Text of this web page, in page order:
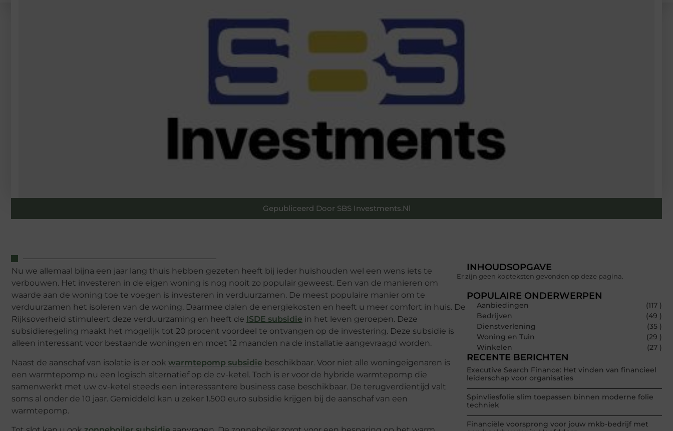
Gepubliceerd Door SBS Investments.nl
Nu we allemaal bijna een jaar lang thuis hebben gezeten heeft bij ieder huishouden wel een wens iets te
verbouwen. Het investeren in de eigen woning is nog nooit zo populair geweest. Een van de manieren om
waarde aan de woning toe te voegen is investeren in verduurzamen. De meest populaire manier om te
verduurzamen het isoleren van de woning. Daarmee dalen de energiekosten en heeft u meer comfort in huis. De
Rijksoverheid stimuleert deze verduurzaming en heeft de ISDE subsidie in het leven geroepen. Deze
subsidieregeling maakt het mogelijk tot 20 procent voordeel te ontvangen op de investering. Deze subsidie is
alleen interessant voor bestaande woningen en moet 12 maanden na de installatie aangevraagd worden.
Naast de aanschaf van isolatie is er ook warmtepomp subsidie beschikbaar. Voor niet alle woningeigenaren is
een warmtepomp nu een logisch alternatief op de cv-ketel. Toch is er voor de hybride warmtepomp die
samenwerkt met uw cv-ketel steeds een interessantere business case beschikbaar. De terugverdientijd valt
soms al onder de 10 jaar. Gemiddeld kan u zeker 1.500 euro subsidie krijgen bij de aanschaf van een
warmtepomp.
INHOUDSOPGAVE
Er zijn geen kopteksten gevonden op deze pagina.
POPULAIRE ONDERWERPEN
Aanbiedingen
(117 )
Bedrijven
(49 )
Dienstverlening
(35 )
Woning en Tuin
(29 )
Winkelen
(27 )
RECENTE BERICHTEN
Executive Search Finance: Het vinden van financieel
leiderschap voor organisaties
Spinvliesfolie slim toepassen binnen moderne folie
techniek
Financiële voorsprong voor jouw mkb-bedrijf met